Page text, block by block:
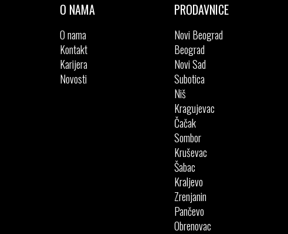
O NAMA
O nama
Kontakt
Karijera
Novosti
PRODAVNICE
Novi Beograd
Beograd
Novi Sad
Subotica
Niš
Kragujevac
Čačak
Sombor
Kruševac
Šabac
Kraljevo
Zrenjanin
Pančevo
Obrenovac